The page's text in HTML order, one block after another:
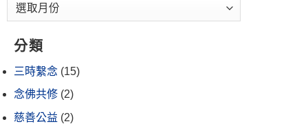
分類
三時繫念 (15)
念佛共修 (2)
慈善公益 (2)